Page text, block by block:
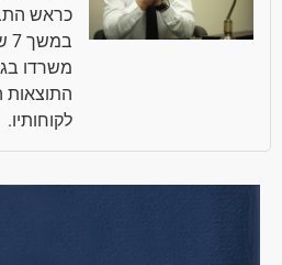
כראש
משרדו
התוצאות
לקוחותיו.